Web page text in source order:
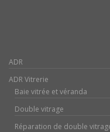
ADR
ADR Vitrerie
Baie vitrée et véranda
Double vitrage
Réparation de double